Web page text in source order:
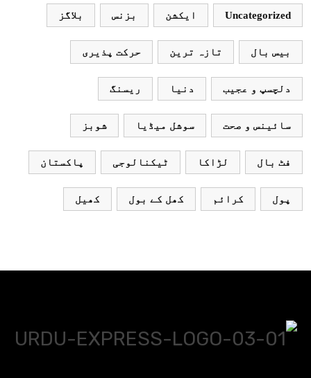
Uncategorized ایکشن بزنس بلاگز
بیس بال تازہ ترین حرکت پذیری
دلچسپ و عجیب دنیا ریسنگ
سائینس و صحت سوشل میڈیا شوبز
فٹ بال لڑاکا ٹیکنالوجی پاکستان
پول کرائم کھل کے بول کھیل